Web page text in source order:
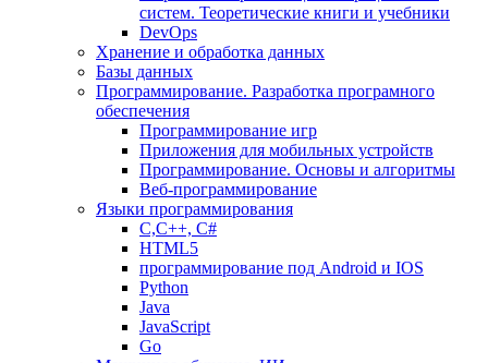
систем. Теоретические книги и учебники
DevOps
Хранение и обработка данных
Базы данных
Программирование. Разработка програмного
обеспечения
Программирование игр
Приложения для мобильных устройств
Программирование. Основы и алгоритмы
Веб-программирование
Языки программирования
С,С++, С#
HTML5
программирование под Android и IOS
Python
Java
JavaScript
Go